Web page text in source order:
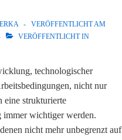
VERÖFFENTLICHT AM
VERÖFFENTLICHT IN
technologischer
nicht nur
eine strukturierte
immer wichtiger werden.
nicht mehr unbegrenzt auf